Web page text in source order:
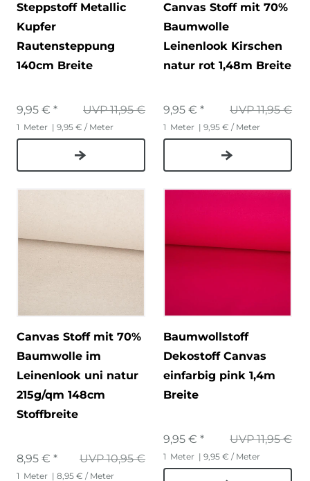
Steppstoff Metallic
Kupfer
Rautensteppung
140cm Breite
UVP 11,95 €
9,95 € *
1 Meter | 9,95 € / Meter
Canvas Stoff mit 70%
Baumwolle
Leinenlook Kirschen
natur rot 1,48m Breite
UVP 11,95 €
9,95 € *
1 Meter | 9,95 € / Meter
Canvas Stoff mit 70%
Baumwolle im
Leinenlook uni natur
215g/qm 148cm
Stoffbreite
UVP 10,95 €
8,95 € *
1 Meter | 8,95 € / Meter
Baumwollstoff
Dekostoff Canvas
einfarbig pink 1,4m
Breite
UVP 11,95 €
9,95 € *
1 Meter | 9,95 € / Meter